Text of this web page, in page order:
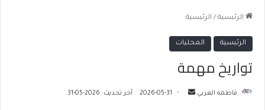
الرئيسية / الرئيسية
الرئيسية المحليات
تواريخ مهمة
فاطمه الغربي 2026-05-31 آخر تحديث: 2026-05-31